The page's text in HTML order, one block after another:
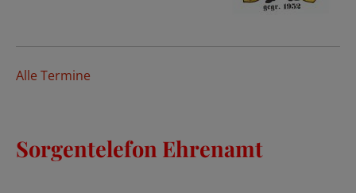
Alle Termine
Sorgentelefon Ehrenamt